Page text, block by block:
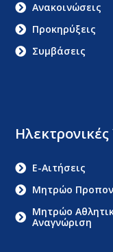
E-Αιτήσεις
Μητρώο
Μητρώο
Αναγνώριση
Ανακοινώσεις
Προκηρύξεις
Συμβάσεις